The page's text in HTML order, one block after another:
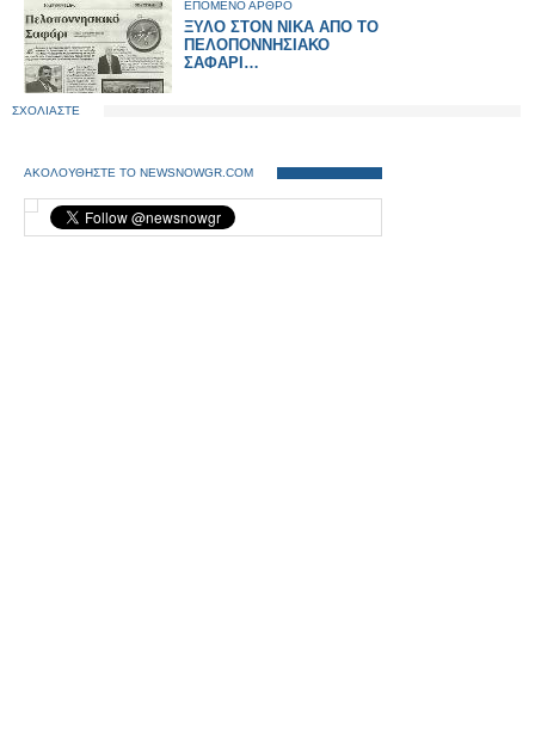
ΕΠΟΜΕΝΟ ΑΡΘΡΟ
ΞΥΛΟ ΣΤΟΝ ΝΙΚΑ ΑΠΟ ΤΟ
ΠΕΛΟΠΟΝΝΗΣΙΑΚΟ
ΣΑΦΑΡΙ…
ΣΧΟΛΙΑΣΤΕ
ΑΚΟΛΟΥΘΗΣΤΕ ΤΟ NEWSNOWGR.COM